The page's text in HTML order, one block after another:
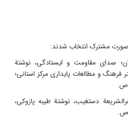
مشترک انتخاب شدند:
اینجا آبادان؛ صدای مقاومت و ایستادگی، نوشتة
فرهنگ و مطالعات پایداری مرکز استانی؛
دستغیب، نوشتة طیبه پازوکی،